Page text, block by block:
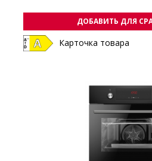
ДОБАВИТЬ ДЛЯ
Карточка товара